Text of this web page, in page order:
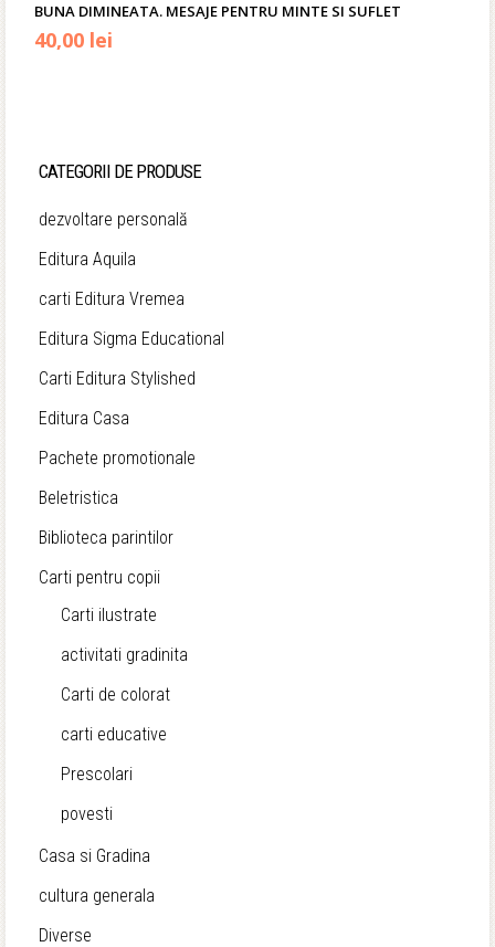
BUNA DIMINEATA. MESAJE PENTRU MINTE SI SUFLET
Prețul
fost:
40,00 lei
40,00 lei.
CATEGORII DE PRODUSE
dezvoltare personală
Editura Aquila
carti Editura Vremea
Editura Sigma Educational
Carti Editura Stylished
Editura Casa
Pachete promotionale
Beletristica
Biblioteca parintilor
Carti pentru copii
Carti ilustrate
activitati gradinita
Carti de colorat
carti educative
Prescolari
povesti
Casa si Gradina
cultura generala
Diverse